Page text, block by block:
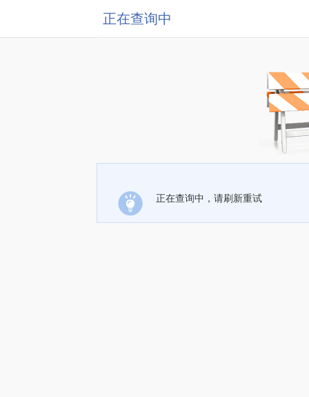
正在查询中
正在查询中，请刷新重试